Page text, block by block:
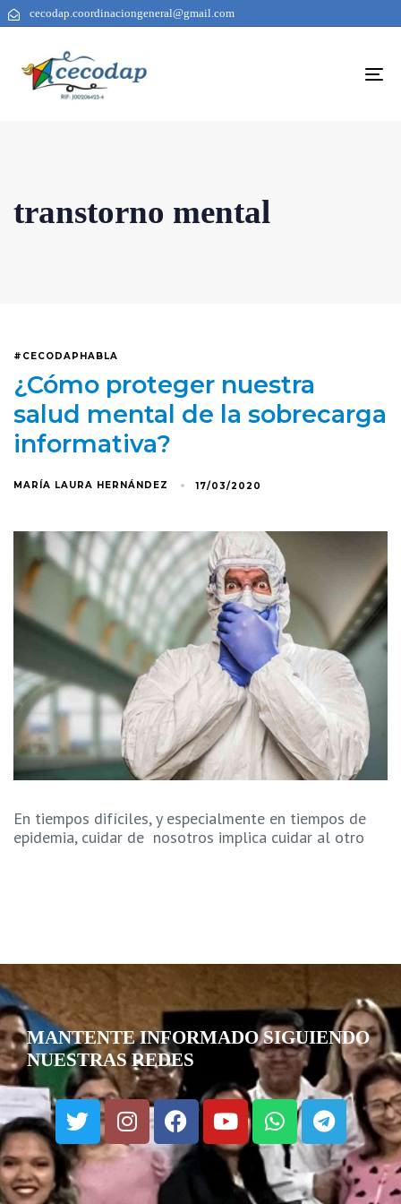
cecodap.coordinaciongeneral@gmail.com
transtorno mental
#CECODAPHABLA
¿Cómo proteger nuestra
salud mental de la sobrecarga
informativa?
MARÍA LAURA HERNÁNDEZ 17/03/2020
En tiempos difíciles, y especialmente en tiempos de
epidemia, cuidar de nosotros implica cuidar al otro
MANTENTE INFORMADO SIGUIENDO
NUESTRAS REDES